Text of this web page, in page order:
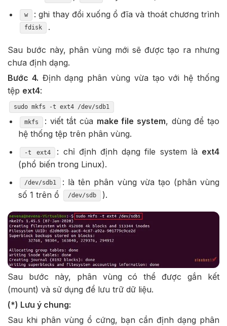
w : ghi thay đổi xuống ổ đĩa và thoát chương trình
fdisk .
Sau bước này, phân vùng mới sẽ được tạo ra nhưng
chưa định dạng.
Bước 4. Định dạng phân vùng vừa tạo với hệ thống
tệp ext4:
sudo mkfs -t ext4 /dev/sdb1
mkfs : viết tắt của make file system, dùng để tạo
hệ thống tệp trên phân vùng.
-t ext4 : chỉ định định dạng file system là ext4
(phổ biến trong Linux).
/dev/sdb1
: là tên phân vùng vừa tạo (phân vùng
số 1 trên ổ
/dev/sdb ).
Sau bước này, phân vùng có thể được gắn kết
(mount) và sử dụng để lưu trữ dữ liệu.
(*) Lưu ý chung:
Sau khi phân vùng ổ cứng, bạn cần định dạng phân